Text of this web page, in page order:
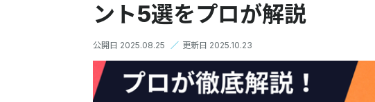
ント5選をプロが解説
公開日 2025.08.25 ／ 更新日 2025.10.23